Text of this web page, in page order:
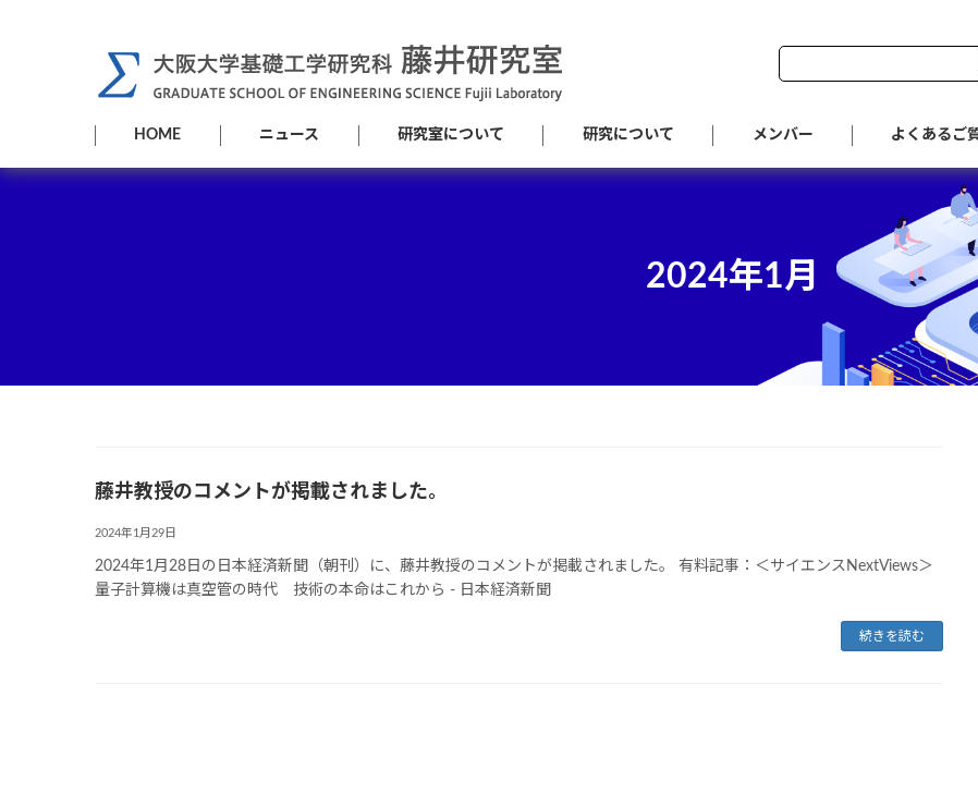
ス
ン
Search
for:
HOME ニュース 研究室について 研究について メンバー よくあるご
2024年1月
藤井教授のコメントが掲載されました。
2024年1月29日
2024年1月28日の日本経済新聞（朝刊）に、藤井教授のコメントが掲載されました。 有料記事：＜サイエンスNextViews＞
量子計算機は真空管の時代 技術の本命はこれから - 日本経済新聞
続きを読む